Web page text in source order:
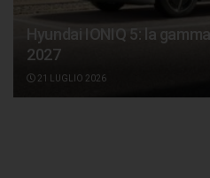
Hyundai IONIQ 5: la
2027
21 LUGLIO 2026